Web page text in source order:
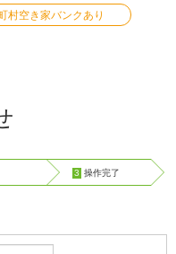
村空き家バンクあり
3 操作完了